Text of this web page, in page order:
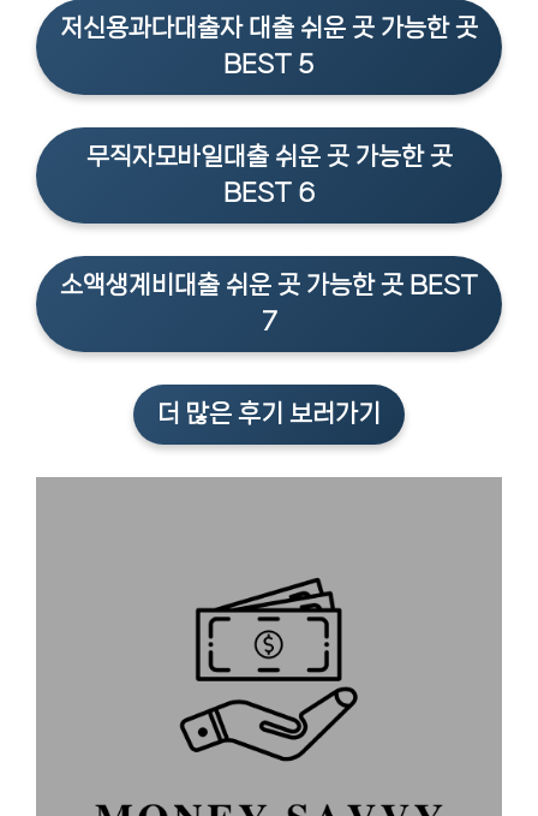
저신용과다대출자 대출 쉬운 곳 가능한 곳
BEST 5
무직자모바일대출 쉬운 곳 가능한 곳
BEST 6
소액생계비대출 쉬운 곳 가능한 곳 BEST
7
더 많은 후기 보러가기